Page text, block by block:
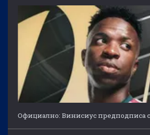
Официално: Винисиус предподписа